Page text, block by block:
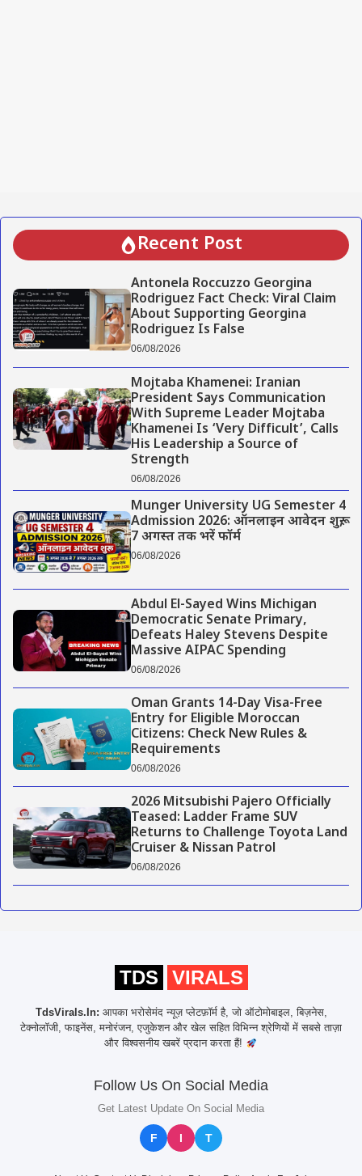
Recent Post
Antonela Roccuzzo Georgina
Rodriguez Fact Check: Viral Claim
About Supporting Georgina
Rodriguez Is False
06/08/2026
Mojtaba Khamenei: Iranian
President Says Communication
With Supreme Leader Mojtaba
Khamenei Is ‘Very Difficult’, Calls
His Leadership a Source of
Strength
06/08/2026
Munger University UG Semester 4
Admission 2026: ऑनलाइन आवेदन शुरू,
7 अगस्त तक भरें फॉर्म
06/08/2026
Abdul El-Sayed Wins Michigan
Democratic Senate Primary,
Defeats Haley Stevens Despite
Massive AIPAC Spending
06/08/2026
Oman Grants 14-Day Visa-Free
Entry for Eligible Moroccan
Citizens: Check New Rules &
Requirements
06/08/2026
2026 Mitsubishi Pajero Officially
Teased: Ladder Frame SUV
Returns to Challenge Toyota Land
Cruiser & Nissan Patrol
06/08/2026
TDS VIRALS
TdsVirals.In: आपका भरोसेमंद न्यूज़ प्लेटफ़ॉर्म है, जो ऑटोमोबाइल, बिज़नेस,
टेक्नोलॉजी, फाइनेंस, मनोरंजन, एजुकेशन और खेल सहित विभिन्न श्रेणियों में सबसे ताज़ा
और विश्वसनीय खबरें प्रदान करता हैं!
Follow Us On Social Media
Get Latest Update On Social Media
F I T